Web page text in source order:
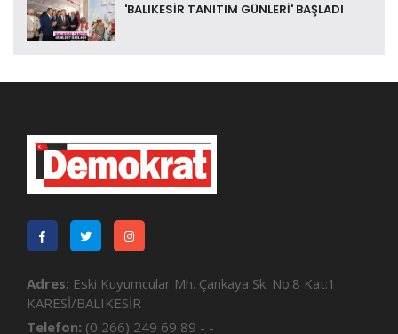
'BALIKESİR TANITIM GÜNLERİ' BAŞLADI
Adres: Eski Kuyumcular Mh. Çankaya Sk. No:8 Kat:1
KARESİ/BALIKESİR
Telefon: (0 266) 249 69 89 - -